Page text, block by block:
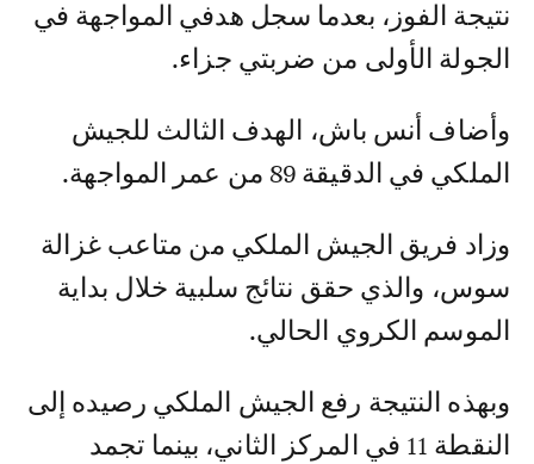
نتيجة الفوز، بعدما سجل هدفي المواجهة في
الجولة الأولى من ضربتي جزاء.
وأضاف أنس باش، الهدف الثالث للجيش
الملكي في الدقيقة 89 من عمر المواجهة.
وزاد فريق الجيش الملكي من متاعب غزالة
سوس، والذي حقق نتائج سلبية خلال بداية
الموسم الكروي الحالي.
وبهذه النتيجة رفع الجيش الملكي رصيده إلى
النقطة 11 في المركز الثاني، بينما تجمد